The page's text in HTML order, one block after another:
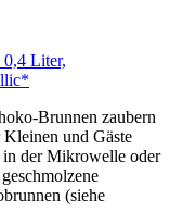
0,4 Liter,
Brunnen zaubern
und Gäste
in der Mikrowelle oder
(siehe